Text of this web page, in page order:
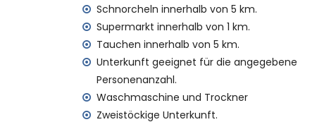
Empfangsservice und 24-Stunden-
Luftheizung und Klimaanlage
Einrichtungen und Dienstleistungen
Zusatzbett und Kinderbett (auf Anfrage)
Unterhaltung und Freizeitaktivitäten für
Diskothek, Bar und Promenade (Paseo
Schnorcheln innerhalb von 5 km.
Supermarkt innerhalb von 1 km.
Tauchen innerhalb von 5 km.
Unterkunft geeignet für die angegebene
Personenanzahl.
Waschmaschine und Trockner
Zweistöckige Unterkunft.